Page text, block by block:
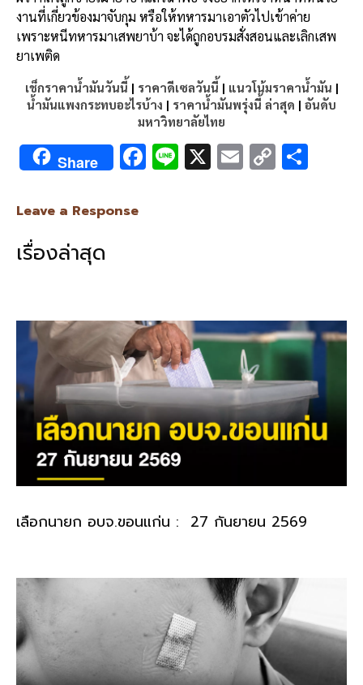
งานที่เกี่ยวข้องมาจับกุม หรือให้ทหารมาเอาตัวไปเข้าค่าย
เพราะหนีทหารมาเสพยาบ้า จะได้ถูกอบรมสั่งสอนและเลิกเสพ
ยาเพติด
เช็กราคาน้ำมันวันนี้ | ราคาดีเซลวันนี้ | แนวโน้มราคาน้ำมัน |
น้ำมันแพงกระทบอะไรบ้าง | ราคาน้ำมันพรุ่งนี้ ล่าสุด | อันดับ
มหาวิทยาลัยไทย
Share F
k
Li X E C
Leave a Response
เรื่องล่าสุด
เลือกนายก อบจ.ขอนแก่น : 27 กันยายน 2569